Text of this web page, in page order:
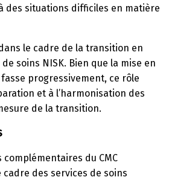
des situations difficiles en matière
le cadre de la transition en
soins NISK. Bien que la mise en
progressivement, ce rôle
et à l’harmonisation des
de la transition.
complémentaires du CMC
des services de soins